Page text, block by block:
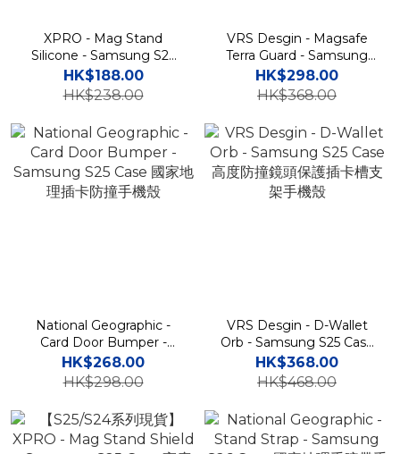
XPRO - Mag Stand
Silicone - Samsung S26
Case 矽膠磁吸支架貼身手
機保護硬殼
HK$188.00
HK$238.00
VRS Desgin - Magsafe
Terra Guard - Samsung
S25 Ultra Case 高度防撞鏡
頭保護支架磁吸充電手機殼
HK$298.00
HK$368.00
National Geographic -
Card Door Bumper -
Samsung S25 Case 國家
地理插卡防撞手機殼
HK$268.00
HK$298.00
VRS Desgin - D-Wallet
Orb - Samsung S25 Case
高度防撞鏡頭保護插卡槽支
架手機殼
HK$368.00
HK$468.00